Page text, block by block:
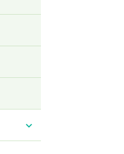
expand_more